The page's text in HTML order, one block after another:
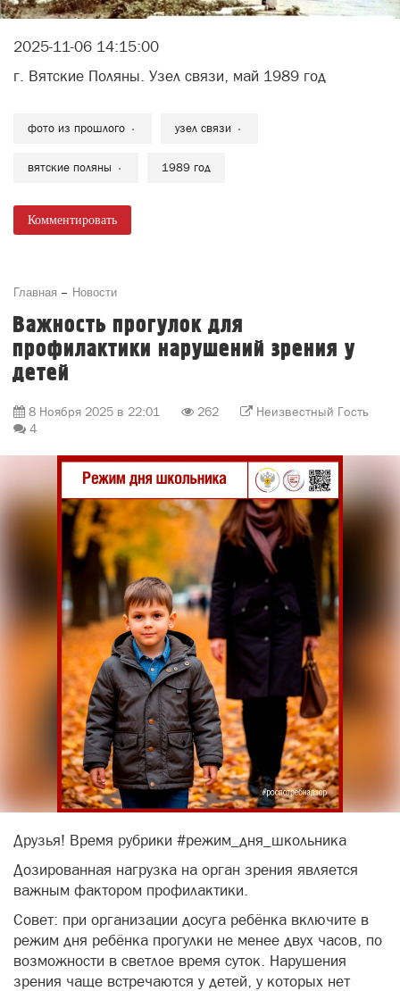
2025-11-06 14:15:00
г. Вятские Поляны. Узел связи, май 1989 год
фото из прошлого узел связи
вятские поляны 1989 год
Комментировать
Главная Новости
Важность прогулок для
профилактики нарушений зрения у
детей
8 Ноября 2025 в 22:01 262
Неизвестный Гость
4
Друзья! Время рубрики #режим_дня_школьника
Дозированная нагрузка на орган зрения является
важным фактором профилактики.
Совет: при организации досуга ребёнка включите в
режим дня ребёнка прогулки не менее двух часов, по
возможности в светлое время суток. Нарушения
зрения чаще встречаются у детей, у которых нет